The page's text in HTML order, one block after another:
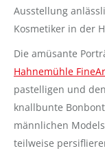
Ausstellung
Kosmetiker in der
Die amüsante
Hahnemühle
pastelligen und
knallbunte
männlichen
teilweise